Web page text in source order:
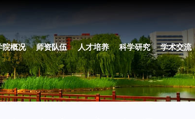
院概况 师资队伍 人才培养 科学研究 学术交流